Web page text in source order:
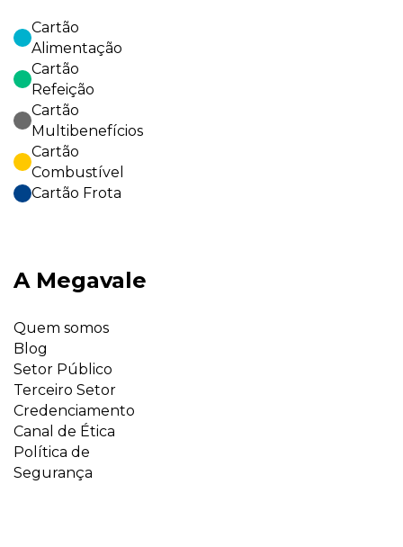
Cartão
Alimentação
Cartão
Refeição
Cartão
Multibenefícios
Cartão
Combustível
Cartão Frota
A Megavale
Quem somos
Blog
Setor Público
Terceiro Setor
Credenciamento
Canal de Ética
Política de
Segurança